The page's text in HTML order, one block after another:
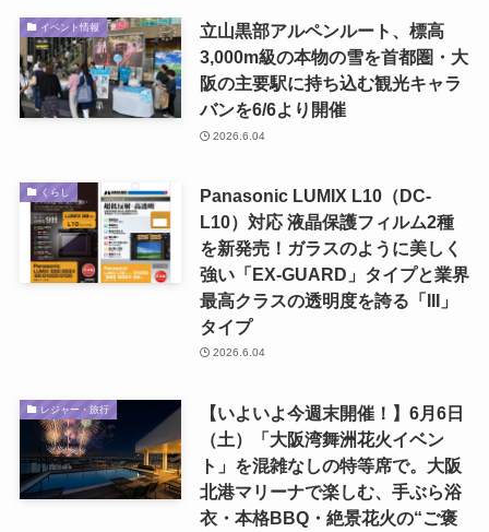
イベント情報
立山黒部アルペンルート、標高
3,000m級の本物の雪を首都圏・大
阪の主要駅に持ち込む観光キャラ
バンを6/6より開催
2026.6.04
くらし
Panasonic LUMIX L10（DC-
L10）対応 液晶保護フィルム2種
を新発売！ガラスのように美しく
強い「EX-GUARD」タイプと業界
最高クラスの透明度を誇る「III」
タイプ
2026.6.04
レジャー・旅行
【いよいよ今週末開催！】6月6日
（土）「大阪湾舞洲花火イベン
ト」を混雑なしの特等席で。大阪
北港マリーナで楽しむ、手ぶら浴
衣・本格BBQ・絶景花火の“ご褒